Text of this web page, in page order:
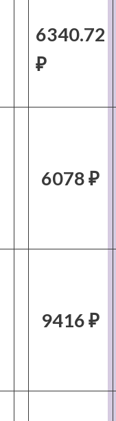
6340.72
₽
6078 ₽
9416 ₽